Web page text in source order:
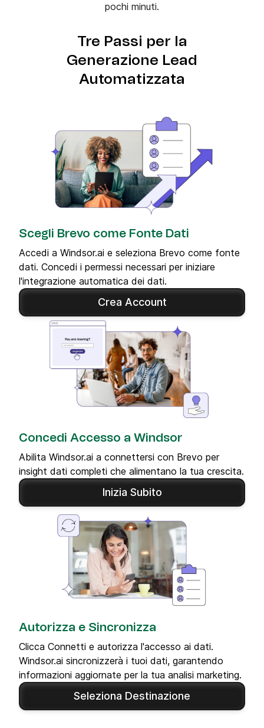
pochi minuti.
Tre Passi per la
Generazione Lead
Automatizzata
Scegli Brevo come Fonte Dati
Accedi a Windsor.ai e seleziona Brevo come fonte
dati. Concedi i permessi necessari per iniziare
l'integrazione automatica dei dati.
Crea Account
Concedi Accesso a Windsor
Abilita Windsor.ai a connettersi con Brevo per
insight dati completi che alimentano la tua crescita.
Inizia Subito
Autorizza e Sincronizza
Clicca Connetti e autorizza l'accesso ai dati.
Windsor.ai sincronizzerà i tuoi dati, garantendo
informazioni aggiornate per la tua analisi marketing.
Seleziona Destinazione